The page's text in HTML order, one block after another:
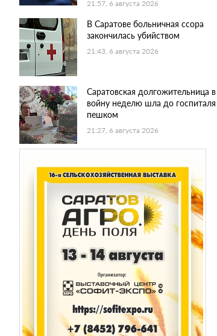
21:57, 6 августа 2026
В Саратове больничная ссора
закончилась убийством
21:43, 6 августа 2026
Саратовская долгожительница в
войну неделю шла до госпиталя
пешком
21:27, 6 августа 2026